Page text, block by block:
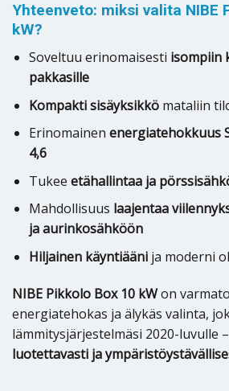
Yhteenveto: miksi valita NIBE
kW?
Soveltuu erinomaisesti isompiin
pakkasille
Kompakti sisäyksikkömataliin
Erinomainen energiatehokkuus
4,6
Tukee etähallintaa ja
Mahdollisuus laajentaa
ja aurinkosähköön
Hiljainen käyntiäänija moderni
NIBE Pikkolo Box 10 kWon
energiatehokas ja älykäs valinta,
lämmitysjärjestelmäsi 2020-luvulle –
luotettavasti ja